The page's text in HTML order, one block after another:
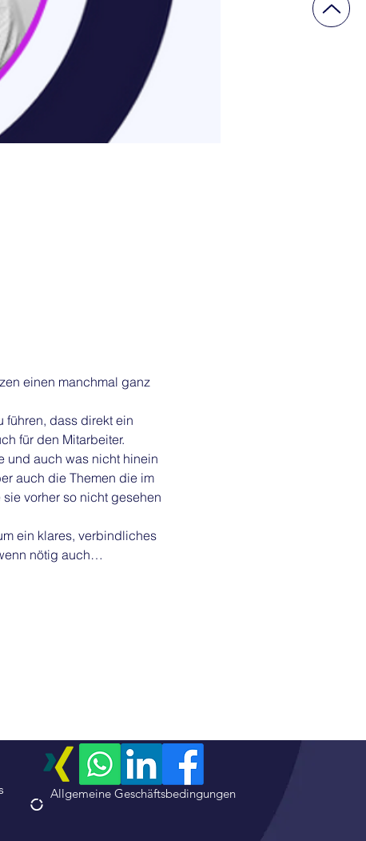
einen manchmal ganz
führen, dass direkt ein
für den Mitarbeiter.
und auch was nicht hinein
auch die Themen die im
vorher so nicht gesehen
ein klares, verbindliches
nötig auch…
Allgemeine Geschäftsbedingungen